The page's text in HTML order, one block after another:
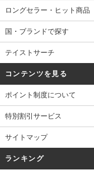
ロングセラー・ヒット商品
国・ブランドで探す
テイストサーチ
コンテンツを見る
ポイント制度について
特別割引サービス
サイトマップ
ランキング